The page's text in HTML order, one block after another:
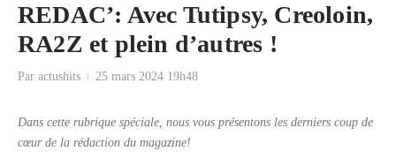
REDAC’: Avec Tutipsy, Creoloin,
RA2Z et plein d’autres !
Par actushits 25 mars 2024 19h48
Dans cette rubrique spéciale, nous vous présentons les derniers coup de
cœur de la rédaction du magazine!